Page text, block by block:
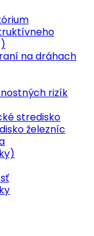
na dráhach
rizík
stredisko
železníc